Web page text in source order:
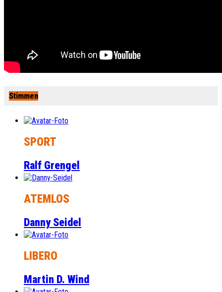
Stimmen
SPORT
Ralf Grengel
ATEMLOS
Danny Seidel
LIBERO
Martin D. Wind